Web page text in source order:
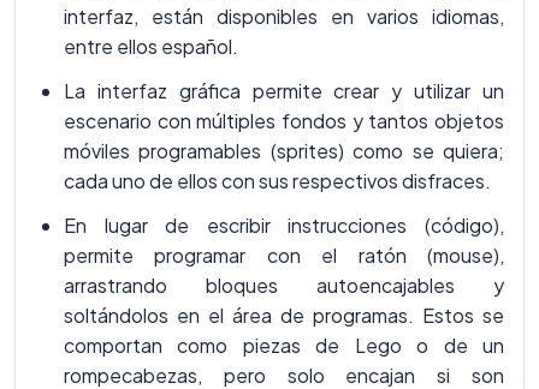
interfaz, están disponibles en varios idiomas,
entre ellos español.
La interfaz gráfica permite crear y utilizar un
escenario con múltiples fondos y tantos objetos
móviles programables (sprites) como se quiera;
cada uno de ellos con sus respectivos disfraces.
En lugar de escribir instrucciones (código),
permite programar con el ratón (mouse),
arrastrando bloques autoencajables y
soltándolos en el área de programas. Estos se
comportan como piezas de Lego o de un
rompecabezas, pero solo encajan si son